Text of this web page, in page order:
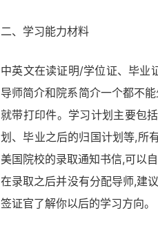
二、学习能力材料
中英文在读证明/学位证、毕业
导师简介和院系简介一个都不
就带打印件。学习计划主要包
划、毕业之后的归国计划等,所
美国院校的录取通知书信,可以
在录取之后并没有分配导师,建
签证官了解你以后的学习方向。